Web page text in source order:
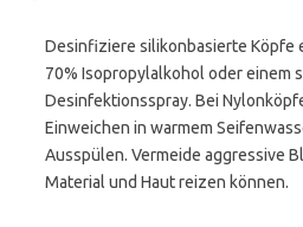
Desinfiziere silikonbasierte Köpfe
70% Isopropylalkohol oder einem
Desinfektionsspray. Bei
Einweichen in warmem
Ausspülen. Vermeide aggressive
Material und Haut reizen können.